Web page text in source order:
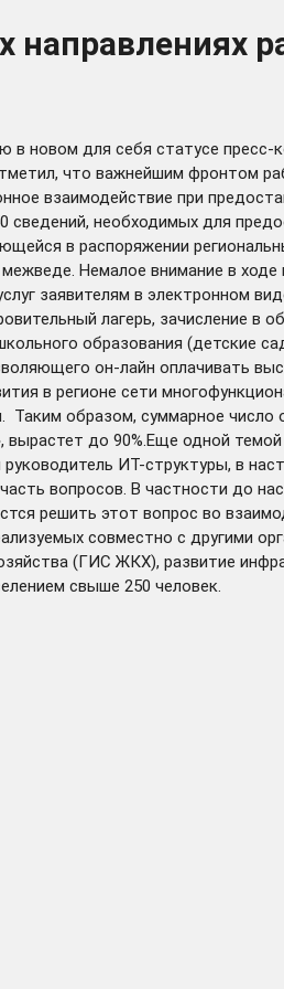
направлениях
в новом для себя статусе пресс-
что важнейшим фронтом
взаимодействие при
необходимых для
в распоряжении
Немалое внимание в
заявителям в электронном
лагерь, зачисление в
образования (детские
он-лайн оплачивать
в регионе сети
образом, суммарное число
вырастет до 90%.Еще одной
ИТ-структуры, в
вопросов. В частности до
решить этот вопрос во
совместно с другими
(ГИС ЖКХ), развитие
свыше 250 человек.